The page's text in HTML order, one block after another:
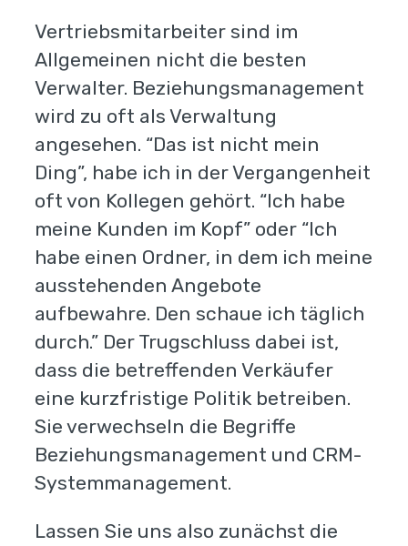
Vertriebsmitarbeiter sind im
Allgemeinen nicht die besten
Verwalter. Beziehungsmanagement
wird zu oft als Verwaltung
angesehen. “Das ist nicht mein
Ding”, habe ich in der Vergangenheit
oft von Kollegen gehört. “Ich habe
meine Kunden im Kopf” oder “Ich
habe einen Ordner, in dem ich meine
ausstehenden Angebote
aufbewahre. Den schaue ich täglich
durch.” Der Trugschluss dabei ist,
dass die betreffenden Verkäufer
eine kurzfristige Politik betreiben.
Sie verwechseln die Begriffe
Beziehungsmanagement und CRM-
Systemmanagement.
Lassen Sie uns also zunächst die